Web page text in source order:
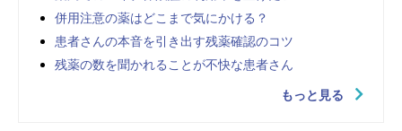
併用注意の薬はどこまで気にかける？
患者さんの本音を引き出す残薬確認のコツ
残薬の数を聞かれることが不快な患者さん
もっと見る